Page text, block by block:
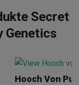
Secret
Genetics
Hooch Von